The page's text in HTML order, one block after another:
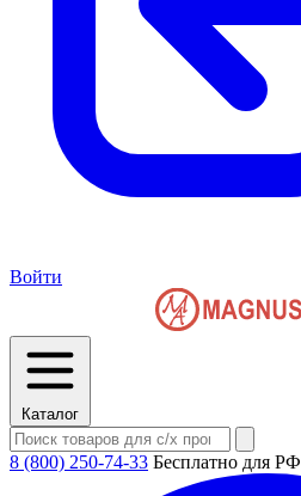
Войти
Каталог
8 (800) 250-74-33 Бесплатно для РФ